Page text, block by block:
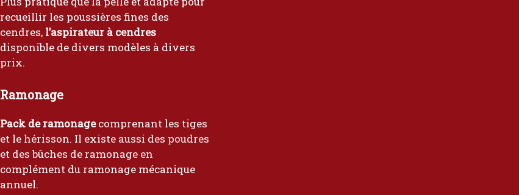
recueillir les poussières fines des
cendres, l’aspirateur à cendres
disponible de divers modèles à divers
prix.
Ramonage
Pack de ramonagecomprenant les tiges
et le hérisson. Il existe aussi des poudres
et des bûches de ramonage en
complément du ramonage mécanique
annuel.